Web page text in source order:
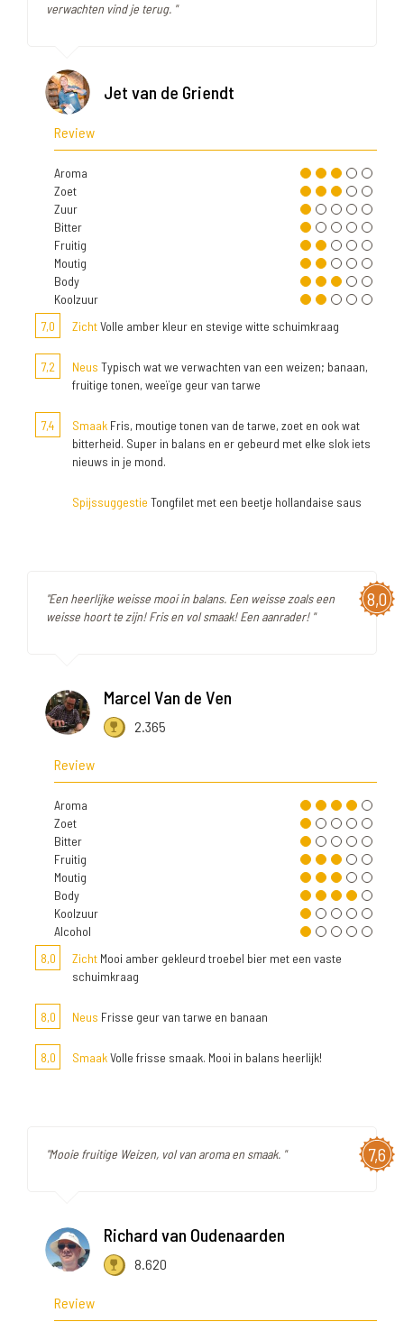
verwachten vind je terug. "
Jet van de Griendt
Review
Aroma
Zoet
Zuur
Bitter
Fruitig
Moutig
Body
Koolzuur
7,0
ZichtVolle amber kleur en stevige witte schuimkraag
7,2 Neus Typisch wat we verwachten van een weizen; banaan,
fruitige tonen, weeïge geur van tarwe
7,4 Smaak Fris, moutige tonen van de tarwe, zoet en ook wat
bitterheid. Super in balans en er gebeurd met elke slok iets
nieuws in je mond.
Spijssuggestie Tongfilet met een beetje hollandaise saus
8,0
"Een heerlijke weisse mooi in balans. Een weisse zoals een
weisse hoort te zijn! Fris en vol smaak! Een aanrader! "
Marcel Van de Ven
2.365
Review
Aroma
Zoet
Bitter
Fruitig
Moutig
Body
Koolzuur
Alcohol
8,0
Zicht Mooi amber gekleurd troebel bier met een vaste
schuimkraag
8,0 Neus Frisse geur van tarwe en banaan
8,0 SmaakVolle frisse smaak. Mooi in balans heerlijk!
7,6
"Mooie fruitige Weizen, vol van aroma en smaak. "
Richard van Oudenaarden
8.620
Review